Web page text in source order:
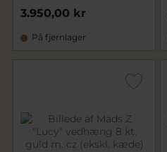
3.950,00 kr
På fjernlager